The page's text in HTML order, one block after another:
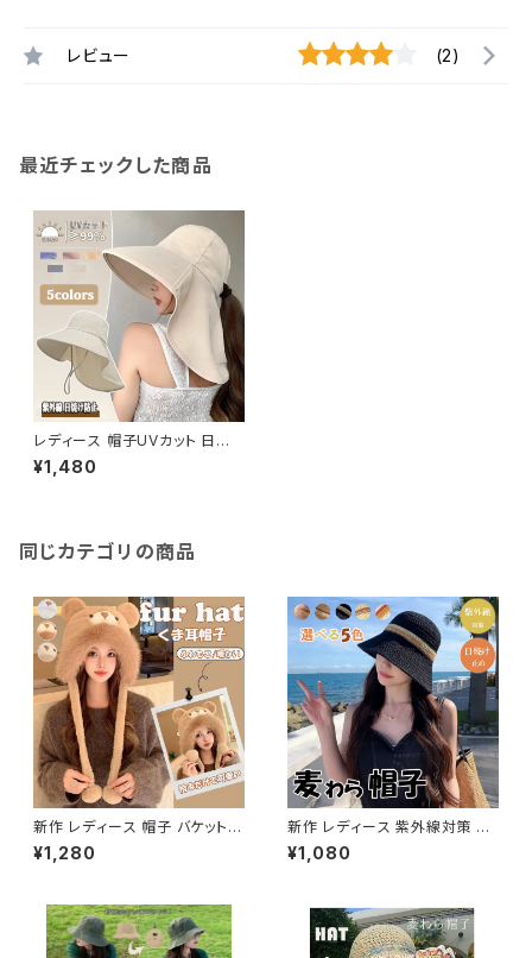
レビュー (2)
最近チェックした商品
レディース 帽子UVカット 日焼
け防止 12cmつば 折りたたみ
大きい 小顔効果 ネックカバー
¥1,480
同じカテゴリの商品
新作 レディース 帽子 バケットハ
ット もこもこ ふわふわ フェイク
ファー 保温 小顔効果 クマ
¥1,280
新作 レディース 紫外線対策 バ
ケットハット 深め UVカッ麦わら
帽子 通気性 帽子
¥1,080